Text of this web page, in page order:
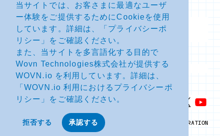
当サイトでは、お客さまに最適なユーザ
ー体験をご提供するためにCookieを使用
しています。詳細は、「 プライバシーポ
リシー 」をご確認ください。
また、当サイトを多言語化する目的で
Wovn Technologies株式会社が提供する
WOVN.io を利用しています。詳細は、
「WOVN.io 利用におけるプライバシーポ
リシー 」をご確認ください。
拒否する 承認する
お問い合せ
よくあるお問い合わせFAQ
SDSダウンロード
製品・サービスに関する重要な
お知らせ
その他のお問い合わせ
サイトマップ
© NTT ADVANCED TECHNOLOGY CORPORATION